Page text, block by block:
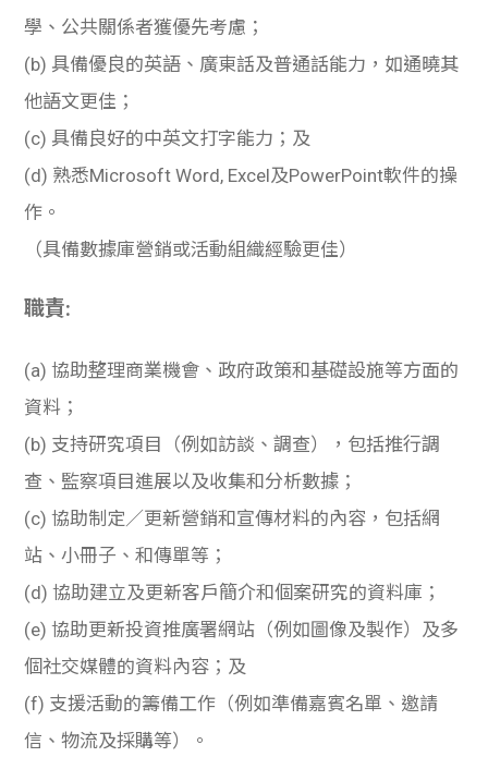
學、公共關係者獲優先考慮；
(b) 具備優良的英語、廣東話及普通話能力，如通曉其
他語文更佳；
(c) 具備良好的中英文打字能力；及
(d) 熟悉Microsoft Word, Excel及PowerPoint軟件的操
作。
（具備數據庫營銷或活動組織經驗更佳）
職責:
(a) 協助整理商業機會、政府政策和基礎設施等方面的
資料；
(b) 支持研究項目（例如訪談、調查），包括推行調
查、監察項目進展以及收集和分析數據；
(c) 協助制定／更新營銷和宣傳材料的內容，包括網
站、小冊子、和傳單等；
(d) 協助建立及更新客戶簡介和個案研究的資料庫；
(e) 協助更新投資推廣署網站（例如圖像及製作）及多
個社交媒體的資料內容；及
(f) 支援活動的籌備工作（例如準備嘉賓名單、邀請
信、物流及採購等）。